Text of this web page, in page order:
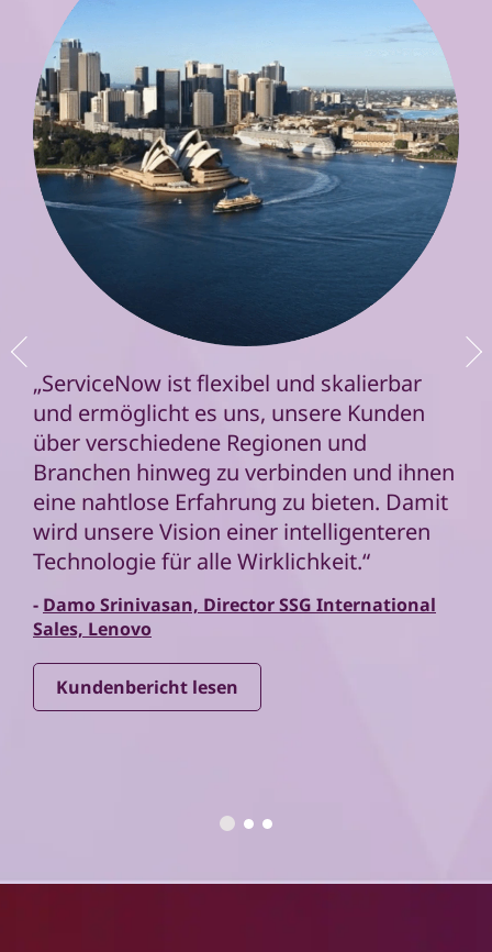
„ServiceNow ist flexibel und skalierbar
und ermöglicht es uns, unsere Kunden
über verschiedene Regionen und
Branchen hinweg zu verbinden und ihnen
eine nahtlose Erfahrung zu bieten. Damit
wird unsere Vision einer intelligenteren
Technologie für alle Wirklichkeit.“
- Damo Srinivasan, Director SSG International
Sales, Lenovo
Kundenbericht lesen